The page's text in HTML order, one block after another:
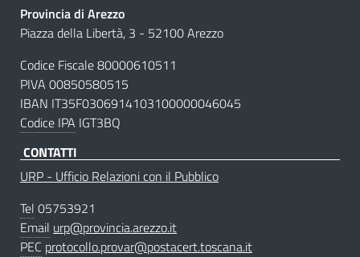
Provincia di Arezzo
Piazza della Libertà, 3 - 52100 Arezzo
Codice Fiscale 80000610511
PIVA 00850580515
IBAN IT35F0306914103100000046045
Codice IPA IGT3BQ
CONTATTI
URP - Ufficio Relazioni con il Pubblico
Tel 05753921
Email urp@provincia.arezzo.it
PEC protocollo.provar@postacert.toscana.it